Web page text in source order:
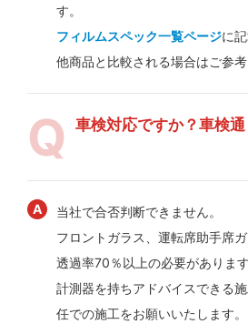
す。
フィルムスペック一覧ページに
他商品と比較される場合はご参考
車検対応ですか？車検通
当社で合否判断できません。
フロントガラス、運転席助手席
透過率70％以上の必要があります
計測器を持ちアドバイスできる
任での施工をお願いいたします。